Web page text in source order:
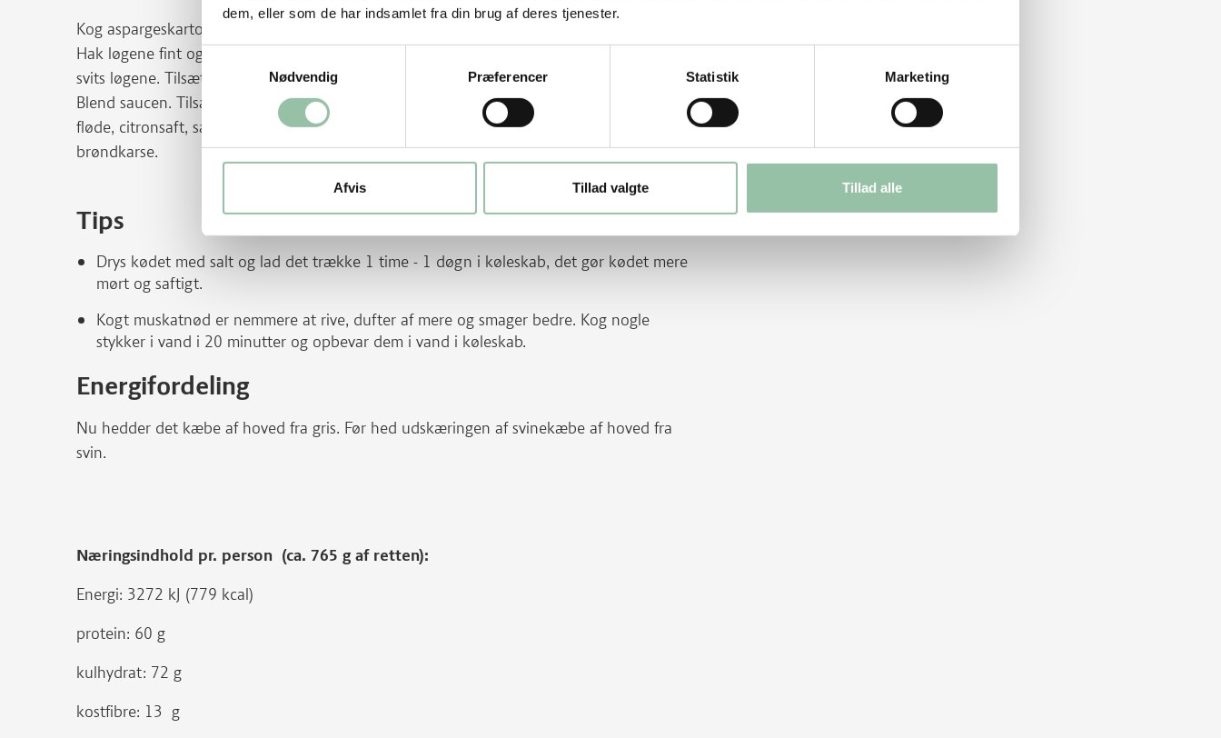
dem, eller som de har indsamlet fra din brug af deres tjenester.
Samtykkevalg
Nødvendig
Præferencer Statistik Marketing
Afvis Tillad valgte Tillad alle
Kog aspargeskartoflerne og skær dem i store stykker.
Hak løgene fint og skær bagekartoflen i tern. Varm smørret i en gryde ved god varme og
svits løgene. Tilsæt kartoffeltern og hvedeøl og lad det koge, til kartoflerne er møre.
Blend saucen. Tilsæt suppe fra kæberne, saucen skal være tynd. Smag saucen til med
fløde, citronsaft, salt og revet muskatnød. Vend aspargeskartoflerne i saucen. Pynt med
brøndkarse.
Tips
Drys kødet med salt og lad det trække 1 time - 1 døgn i køleskab, det gør kødet mere
mørt og saftigt.
Kogt muskatnød er nemmere at rive, dufter af mere og smager bedre. Kog nogle
stykker i vand i 20 minutter og opbevar dem i vand i køleskab.
Energifordeling
Nu hedder det kæbe af hoved fra gris. Før hed udskæringen af svinekæbe af hoved fra
svin.
Næringsindhold pr. person (ca. 765 g af retten):
Energi: 3272 kJ (779 kcal)
protein: 60 g
kulhydrat: 72 g
kostfibre: 13 g